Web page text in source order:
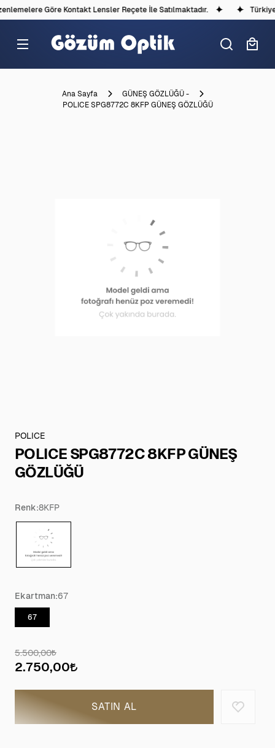
Göre Kontakt Lensler Reçete İle Satılmaktadır.
Ana Sayfa
GÜNEŞ GÖZLÜĞÜ -
POLICE SPG8772C 8KFP GÜNEŞ GÖZLÜĞÜ
POLICE
POLICE SPG8772C 8KFP GÜNEŞ
GÖZLÜĞÜ
Renk:8KFP
Ekartman:67
67
5.500,00
2.750,00
SATIN AL